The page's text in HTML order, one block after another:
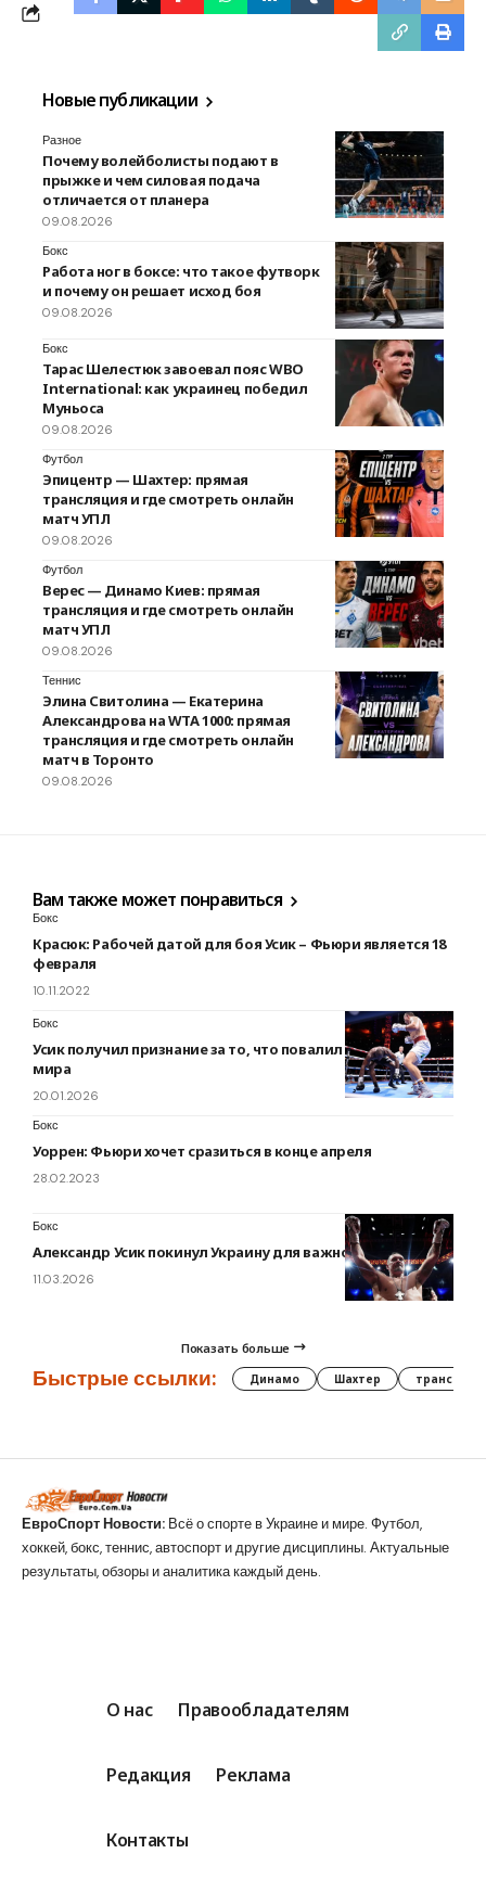
Новые публикации
Разное
Почему волейболисты подают в
прыжке и чем силовая подача
отличается от планера
09.08.2026
Бокс
Работа ног в боксе: что такое футворк
и почему он решает исход боя
09.08.2026
Бокс
Тарас Шелестюк завоевал пояс WBO
International: как украинец победил
Муньоса
09.08.2026
Футбол
Эпицентр — Шахтер: прямая
трансляция и где смотреть онлайн
матч УПЛ
09.08.2026
Футбол
Верес — Динамо Киев: прямая
трансляция и где смотреть онлайн
матч УПЛ
09.08.2026
Теннис
Элина Свитолина — Екатерина
Александрова на WTA 1000: прямая
трансляция и где смотреть онлайн
матч в Торонто
09.08.2026
Вам также может понравиться
Бокс
Красюк: Рабочей датой для боя Усик – Фьюри является 18
февраля
10.11.2022
Бокс
Усик получил признание за то, что повалил чемпиона
мира
20.01.2026
Бокс
Уоррен: Фьюри хочет сразиться в конце апреля
28.02.2023
Бокс
Александр Усик покинул Украину для важной миссии
11.03.2026
Показать больше
Быстрые ссылки: Динамо Шахтер трансферы
ЕвроСпорт Новости: Всё о спорте в Украине и мире. Футбол,
хоккей, бокс, теннис, автоспорт и другие дисциплины. Актуальные
результаты, обзоры и аналитика каждый день.
О нас Правообладателям
Редакция Реклама
Контакты